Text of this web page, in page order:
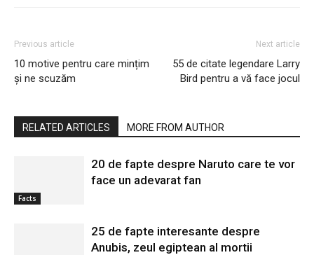
Previous article
10 motive pentru care mințim
și ne scuzăm
Next article
55 de citate legendare Larry
Bird pentru a vă face jocul
RELATED ARTICLES MORE FROM AUTHOR
Facts
20 de fapte despre Naruto care te vor
face un adevarat fan
25 de fapte interesante despre
Anubis, zeul egiptean al mortii